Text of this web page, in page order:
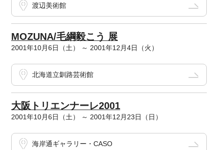
渡辺美術館
MOZUNA/毛綱毅こう 展
2001年10月6日（土） ～ 2001年12月4日（火）
北海道立釧路芸術館
大阪トリエンナーレ2001
2001年10月6日（土） ～ 2001年12月23日（日）
海岸通ギャラリー・CASO